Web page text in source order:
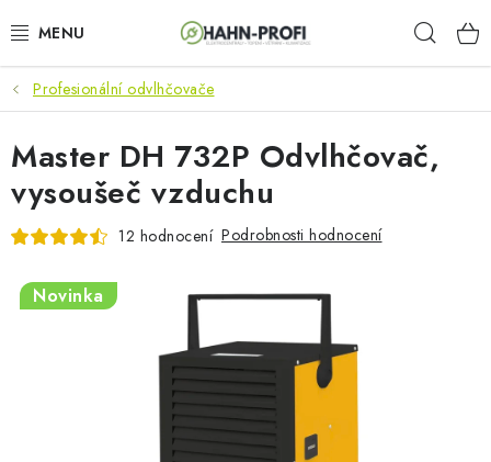
na
KLIMATIZACE
ELEKTROCENTRÁLY
ZAHRADNÍ TECHNIKA
Profesionální odvlhčovače
Master DH 732P Odvlhčovač,
vysoušeč vzduchu
12 hodnocení Podrobnosti hodnocení
Novinka